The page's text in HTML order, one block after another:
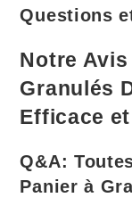
Questions
Notre
Granulés
Efficace
Q&A:
Panier à